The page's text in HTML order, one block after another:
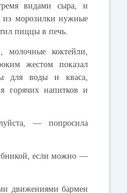
видами сыра
и
из морозилки нужные
пиццы в печь
,молочные коктейли
жестом
показал
для воды и кваса,
горячих напитков и
, — попросила
,если можно —
движениями бармен